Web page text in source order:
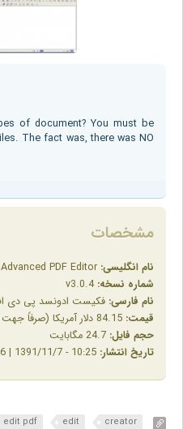
of document? You must be
The fact was, there was NO
مشخصات
نام انگلیسی:
شماره نسخه: v3.0.4
نام فارسی: فکیست ادونسد پی دی
قیمت:
حجم فایل:
تاریخ انتشار:
creator
edit
edit pdf